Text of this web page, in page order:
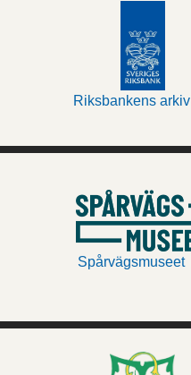
Riksbankens arkiv
Spårvägsmuseet